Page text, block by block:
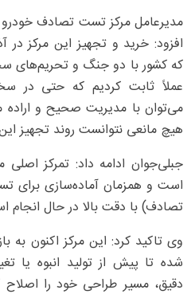
مدیرعامل مرکز تست تصادف خودرو
افزود: خرید و تجهیز این مرکز
که کشور با دو جنگ و تحریم‌های
عملاً ثابت کردیم که حتی در
می‌توان با مدیریت صحیح و اراده
هیچ مانعی نتوانست روند تجهیز
جبلی‌جوان ادامه داد: تمرکز اصلی
است و همزمان آماده‌سازی برای
تصادف) با دقت بالا در حال انجام
وی تاکید کرد: این مرکز اکنون به
شده تا پیش از تولید انبوه یا
دقیق، مسیر طراحی خود را اصلاح